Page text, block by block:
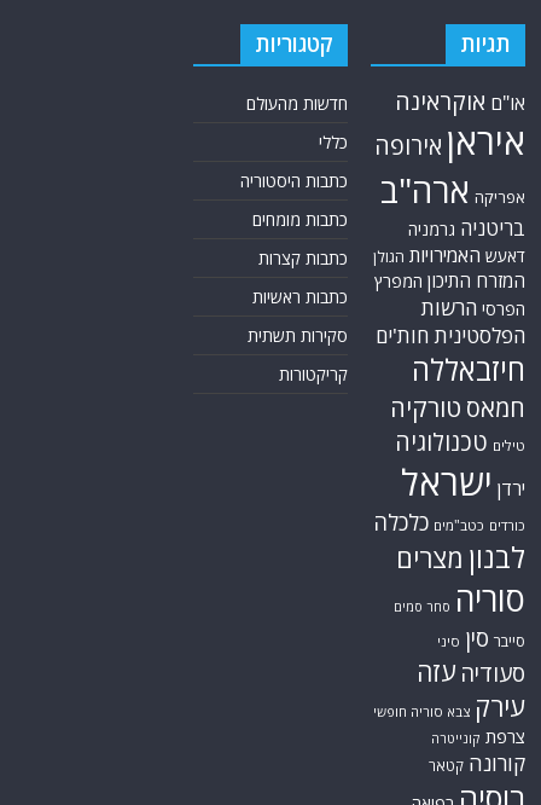
ירדןישראל
כורדים כטב"מים כלכלה
לבנוןמצרים
סוריה סחר סמים
סין סיני
סעודיה עזה
עירק צבא סוריה חופשי
צרפת קונייטרה
קורונה קטאר
רוסיה רפואה
שיעים תוכנית הגרעין
תימן